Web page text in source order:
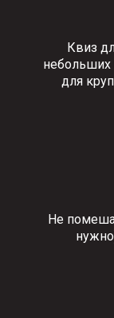
Квиз
небольших
для
Не